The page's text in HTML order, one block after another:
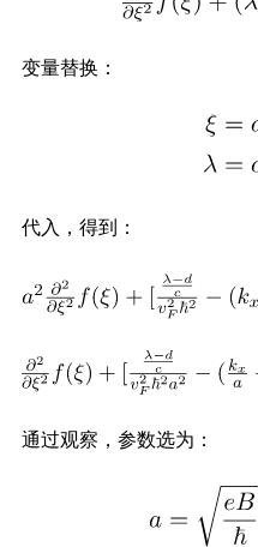
变量替换：
代入，得到：
通过观察，参数选为：